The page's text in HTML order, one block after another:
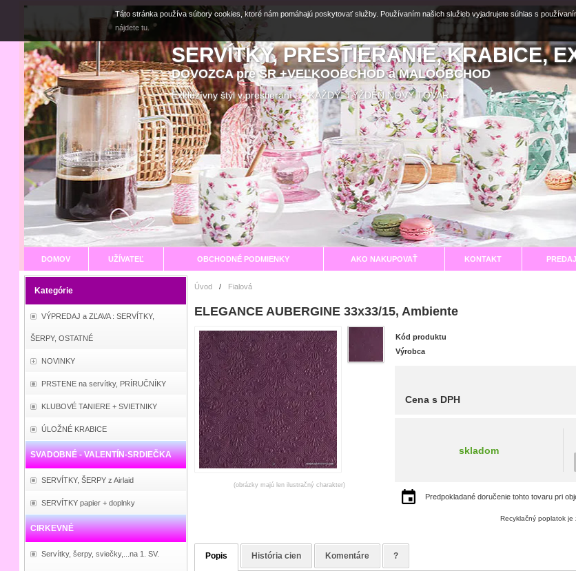
SERVÍTKY, PRESTIERANIE, KRABICE,
DOVOZCA pre SR +VEĽKOOBCHOD a MALOOBCHOD
Exkluzívny štýl v prestieraní KAŽDÝ TÝŽDEŇ NOVÝ TOVAR
DOMOV UŽÍVATEĽ OBCHODNÉ PODMIENKY AKO NAKUPOVAŤ KONTAKT
Kategórie
VÝPREDAJ a ZĽAVA : SERVÍTKY,
ŠERPY, OSTATNÉ
NOVINKY
PRSTENE na servítky, PRÍRUČNÍKY
KLUBOVÉ TANIERE + SVIETNIKY
ÚLOŽNÉ KRABICE
SVADOBNÉ - VALENTÍN-SRDIEČKA
SERVÍTKY, ŠERPY z Airlaid
SERVÍTKY papier + doplnky
CIRKEVNÉ
Servítky, šerpy, sviečky,...na 1. SV.
Úvod / Fialová
ELEGANCE AUBERGINE 33x33/15, Ambiente
(obrázky majú len ilustračný charakter)
Kód produktu
Výrobca
Cena s DPH
skladom
Predpokladané doručenie tohto tovaru pri
Recyklačný poplatok je
Popis História cien Komentáre ?
Táto stránka používa súbory cookies, ktoré nám pomáhajú poskytovať služby. Používaním našich služieb vyjadrujete súhlas s
nájdete tu.